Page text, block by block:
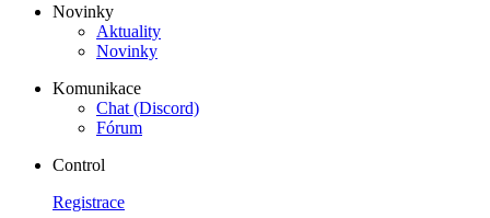
Novinky
Aktuality
Novinky
Komunikace
Chat (Discord)
Fórum
Control
Registrace